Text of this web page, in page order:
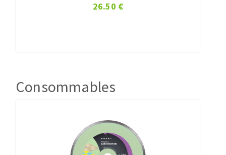
26.50 €
Consommables